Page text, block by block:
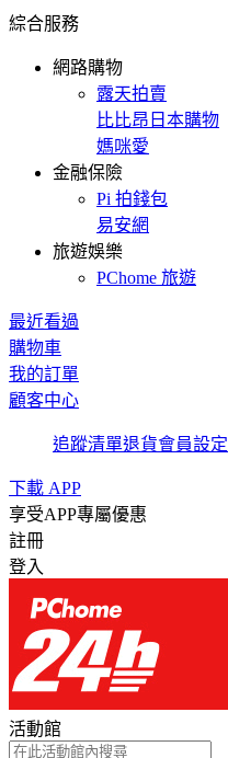
綜合服務
網路購物
露天拍賣
比比昂日本購物
媽咪愛
金融保險
Pi 拍錢包
易安網
旅遊娛樂
PChome 旅遊
最近看過
購物車
我的訂單
顧客中心
追蹤清單退貨會員設定
下載 APP
享受APP專屬優惠
註冊
登入
活動館